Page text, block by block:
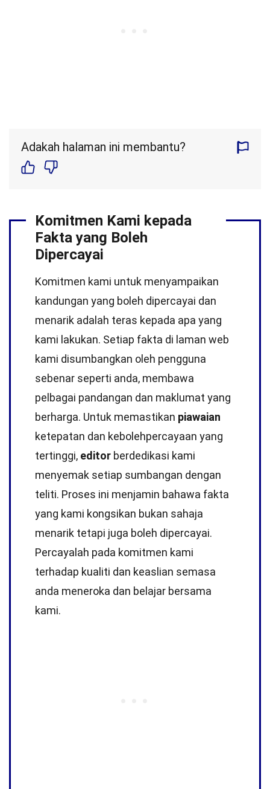
Adakah halaman ini membantu?
Komitmen Kami kepada
Fakta yang Boleh
Dipercayai
Komitmen kami untuk menyampaikan
kandungan yang boleh dipercayai dan
menarik adalah teras kepada apa yang
kami lakukan. Setiap fakta di laman web
kami disumbangkan oleh pengguna
sebenar seperti anda, membawa
pelbagai pandangan dan maklumat yang
berharga. Untuk memastikan piawaian
ketepatan dan kebolehpercayaan yang
tertinggi, editor berdedikasi kami
menyemak setiap sumbangan dengan
teliti. Proses ini menjamin bahawa fakta
yang kami kongsikan bukan sahaja
menarik tetapi juga boleh dipercayai.
Percayalah pada komitmen kami
terhadap kualiti dan keaslian semasa
anda meneroka dan belajar bersama
kami.